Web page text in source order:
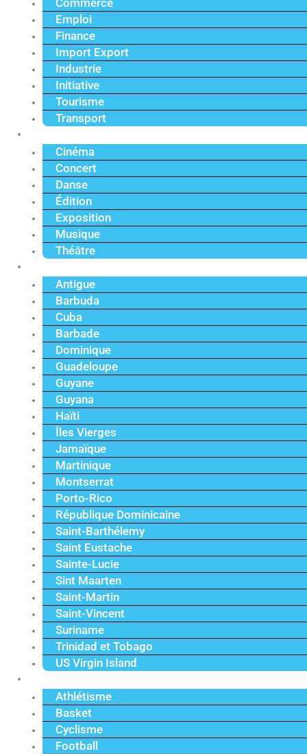
Commerce
Emploi
Finance
Import Export
Industrie
Initiative
Tourisme
Transport
Cinéma
Concert
Danse
Édition
Exposition
Musique
Théâtre
Antigue
Barbuda
Cuba
Barbade
Dominique
Guadeloupe
Guyane
Guyana
Haïti
Îles Vierges
Jamaïque
Martinique
Montserrat
Porto-Rico
République Dominicaine
Saint-Barthélemy
Saint Eustache
Sainte-Lucie
Sint Maarten
Saint-Martin
Saint-Vincent
Suriname
Trinidad et Tobago
US Virgin Island
Athlétisme
Basket
Cyclisme
Football